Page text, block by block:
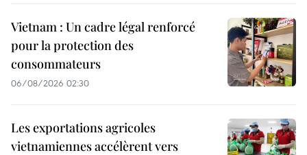
Vietnam : Un cadre légal renforcé
pour la protection des
consommateurs
06/08/2026 02:30
Les exportations agricoles
vietnamiennes accélèrent vers